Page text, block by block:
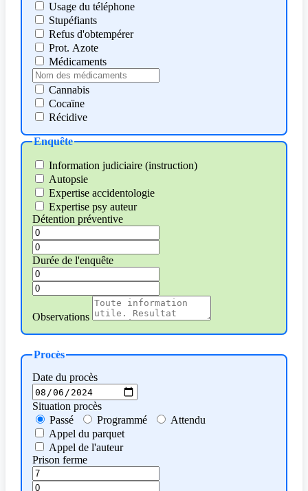
Usage du téléphone
Stupéfiants
Refus d'obtempérer
Prot. Azote
Médicaments
Cannabis
Cocaïne
Récidive
Enquête
Information judiciaire (instruction)
Autopsie
Expertise accidentologie
Expertise psy auteur
Détention préventive
Durée de l'enquête
Observations
Procès
Date du procès
Situation procès
Passé
Programmé
Attendu
Appel du parquet
Appel de l'auteur
Prison ferme